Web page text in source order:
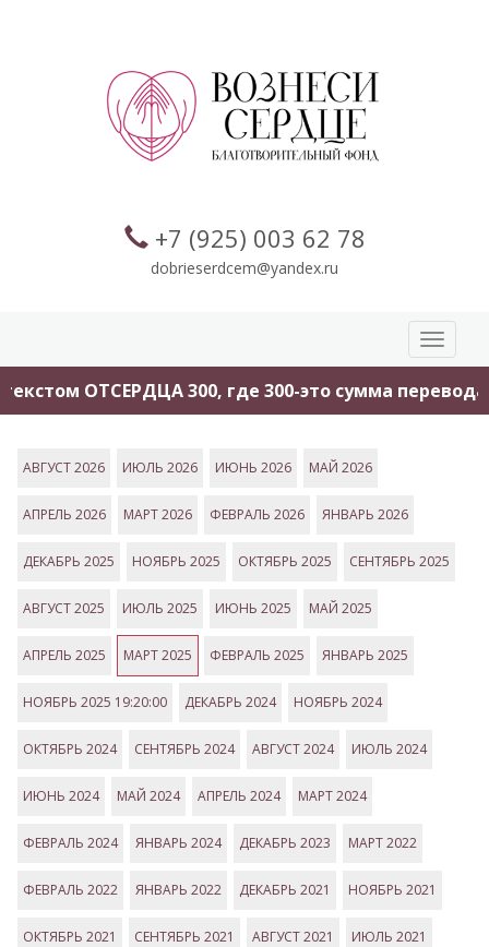
+7 (925) 003 62 78
dobrieserdcem@yandex.ru
Toggle
300, где 300-это сумма перевода.
АВГУСТ 2026 ИЮЛЬ 2026 ИЮНЬ 2026 МАЙ 2026
АПРЕЛЬ 2026 МАРТ 2026 ФЕВРАЛЬ 2026 ЯНВАРЬ 2026
ДЕКАБРЬ 2025 НОЯБРЬ 2025 ОКТЯБРЬ 2025 СЕНТЯБРЬ 2025
АВГУСТ 2025 ИЮЛЬ 2025 ИЮНЬ 2025 МАЙ 2025
АПРЕЛЬ 2025 МАРТ 2025 ФЕВРАЛЬ 2025 ЯНВАРЬ 2025
НОЯБРЬ 2025 19:20:00 ДЕКАБРЬ 2024 НОЯБРЬ 2024
ОКТЯБРЬ 2024 СЕНТЯБРЬ 2024 АВГУСТ 2024 ИЮЛЬ 2024
ИЮНЬ 2024 МАЙ 2024 АПРЕЛЬ 2024 МАРТ 2024
ФЕВРАЛЬ 2024 ЯНВАРЬ 2024 ДЕКАБРЬ 2023 МАРТ 2022
ФЕВРАЛЬ 2022 ЯНВАРЬ 2022 ДЕКАБРЬ 2021 НОЯБРЬ 2021
ОКТЯБРЬ 2021 СЕНТЯБРЬ 2021 АВГУСТ 2021 ИЮЛЬ 2021